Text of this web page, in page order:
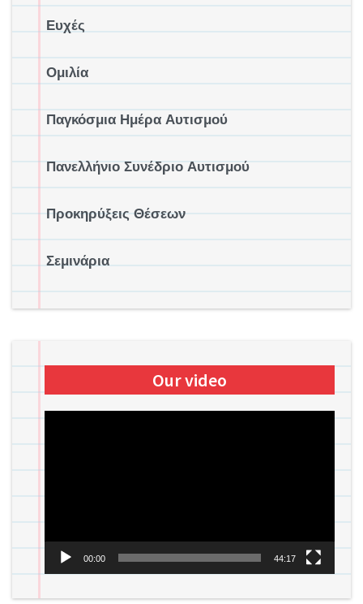
Ευχές
Ομιλία
Παγκόσμια Ημέρα Αυτισμού
Πανελλήνιο Συνέδριο Αυτισμού
Προκηρύξεις Θέσεων
Σεμινάρια
Our video
00:00 44:17